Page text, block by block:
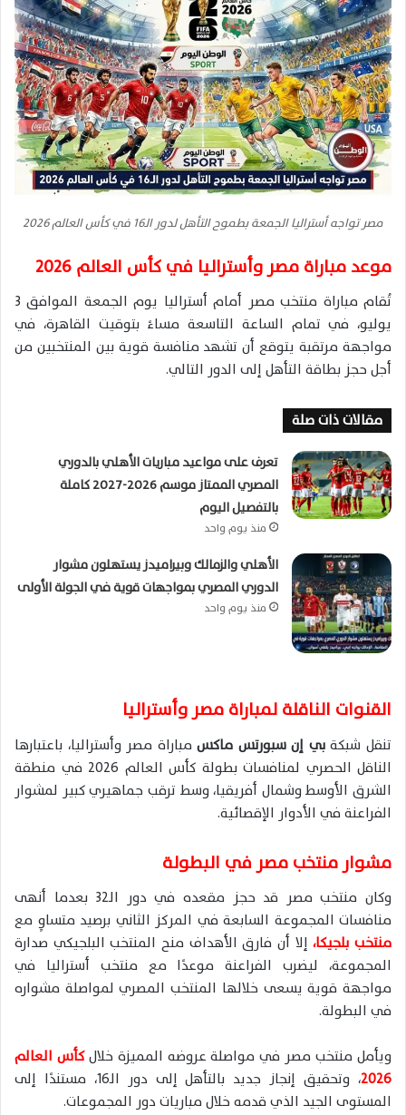
مصر تواجه أستراليا الجمعة بطموح التأهل لدور الـ16 في كأس العالم 2026
موعد مباراة مصر وأستراليا في كأس العالم 2026
تُقام مباراة منتخب مصر أمام أستراليا يوم الجمعة الموافق 3
يوليو، في تمام الساعة التاسعة مساءً بتوقيت القاهرة، في
مواجهة مرتقبة يتوقع أن تشهد منافسة قوية بين المنتخبين من
أجل حجز بطاقة التأهل إلى الدور التالي.
مقالات ذات صلة
تعرف على مواعيد مباريات الأهلي بالدوري
المصري الممتاز موسم 2026-2027 كاملة
بالتفصيل اليوم
منذ يوم واحد
الأهلي والزمالك وبيراميدز يستهلون مشوار
الدوري المصري بمواجهات قوية في الجولة الأولى
منذ يوم واحد
القنوات الناقلة لمباراة مصر وأستراليا
تنقل شبكةبي إن سبورتس ماكسمباراة مصر وأستراليا، باعتبارها
الناقل الحصري لمنافسات بطولة كأس العالم 2026 في منطقة
الشرق الأوسط وشمال أفريقيا، وسط ترقب جماهيري كبير لمشوار
الفراعنة في الأدوار الإقصائية.
مشوار منتخب مصر في البطولة
وكان منتخب مصر قد حجز مقعده في دور الـ32 بعدما أنهى
منافسات المجموعة السابعة في المركز الثاني برصيد متساوٍ مع
منتخب بلجيكا،إلا أن فارق الأهداف منح المنتخب البلجيكي صدارة
المجموعة، ليضرب الفراعنة موعدًا مع منتخب أستراليا في
مواجهة قوية يسعى خلالها المنتخب المصري لمواصلة مشواره
في البطولة.
ويأمل منتخب مصر في مواصلة عروضه المميزة خلالكأس العالم
2026
، وتحقيق إنجاز جديد بالتأهل إلى دور الـ16، مستندًا إلى
المستوى الجيد الذي قدمه خلال مباريات دور المجموعات.